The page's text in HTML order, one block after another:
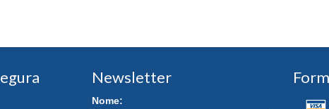
Newsletter
Nome: